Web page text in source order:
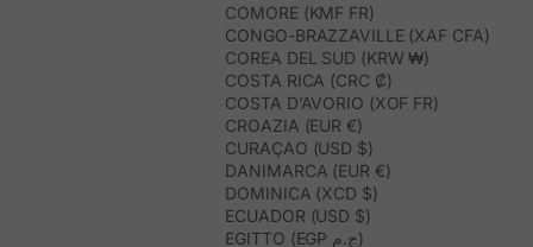
COMORE (KMF FR)
CONGO-BRAZZAVILLE (XAF CFA)
COREA DEL SUD (KRW ₩)
COSTA RICA (CRC ₡)
COSTA D’AVORIO (XOF FR)
CROAZIA (EUR €)
CURAÇAO (USD $)
DANIMARCA (EUR €)
DOMINICA (XCD $)
ECUADOR (USD $)
EGITTO (EGP ج.م)